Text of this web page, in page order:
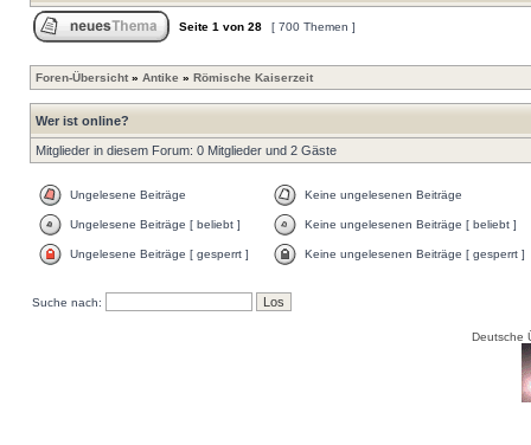
Seite 1 von 28 [ 700 Themen ]
Foren-Übersicht » Antike » Römische Kaiserzeit
Wer ist online?
Mitglieder in diesem Forum: 0 Mitglieder und 2 Gäste
Ungelesene Beiträge Keine ungelesenen Beiträge
Ungelesene Beiträge [ beliebt ] Keine ungelesenen Beiträge [ beliebt ]
Ungelesene Beiträge [ gesperrt ] Keine ungelesenen Beiträge [ gesperrt ]
Suche nach:
Deutsche